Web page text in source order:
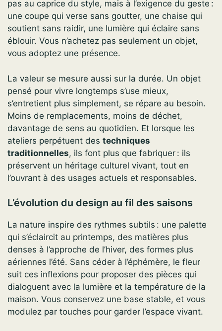
pas au caprice du style, mais à l’exigence du geste :
une coupe qui verse sans goutter, une chaise qui
soutient sans raidir, une lumière qui éclaire sans
éblouir. Vous n’achetez pas seulement un objet,
vous adoptez une présence.
La valeur se mesure aussi sur la durée. Un objet
pensé pour vivre longtemps s’use mieux,
s’entretient plus simplement, se répare au besoin.
Moins de remplacements, moins de déchet,
davantage de sens au quotidien. Et lorsque les
ateliers perpétuent des techniques
traditionnelles, ils font plus que fabriquer : ils
préservent un héritage culturel vivant, tout en
l’ouvrant à des usages actuels et responsables.
L’évolution du design au fil des saisons
La nature inspire des rythmes subtils : une palette
qui s’éclaircit au printemps, des matières plus
denses à l’approche de l’hiver, des formes plus
aériennes l’été. Sans céder à l’éphémère, le fleur
suit ces inflexions pour proposer des pièces qui
dialoguent avec la lumière et la température de la
maison. Vous conservez une base stable, et vous
modulez par touches pour garder l’espace vivant.